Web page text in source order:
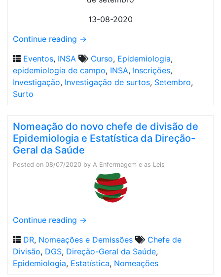
13-08-2020
Continue reading →
Eventos, INSA Curso, Epidemiologia,
epidemiologia de campo, INSA, Inscrições,
Investigação, Investigação de surtos, Setembro,
Surto
Nomeação do novo chefe de divisão de
Epidemiologia e Estatística da Direção-
Geral da Saúde
Posted on 08/07/2020 by A Enfermagem e as Leis
Continue reading →
DR, Nomeações e Demissões
Chefe de
Divisão, DGS, Direção-Geral da Saúde,
Epidemiologia, Estatística, Nomeações